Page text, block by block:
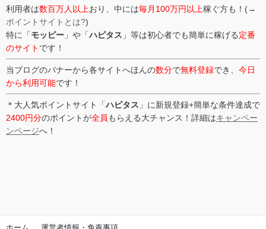
利用者は数百万人以上おり、中には毎月100万円以上稼ぐ方も！(→
ポイントサイトとは?)
特に「モッピー 」や「ハピタス 」等は初心者でも簡単に稼げる定番
のサイト です！
当ブログのバナーから各サイトへほんの数分で無料登録でき、 今日
から利用可能です！
＊大人気ポイントサイト「ハピタス 」に新規登録+簡単な条件達成で
2400円分のポイントが全員 もらえる大チャンス！詳細はキャンペー
ンページへ！